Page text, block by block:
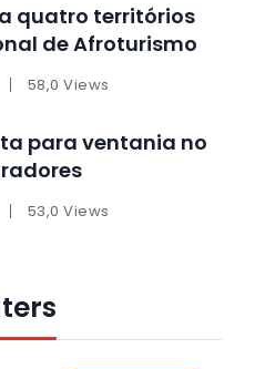
quatro territórios
de Afroturismo
58,0 Views
para ventania no
53,0 Views